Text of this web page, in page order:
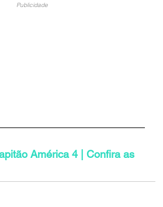
Publicidade
América 4 | Confira as